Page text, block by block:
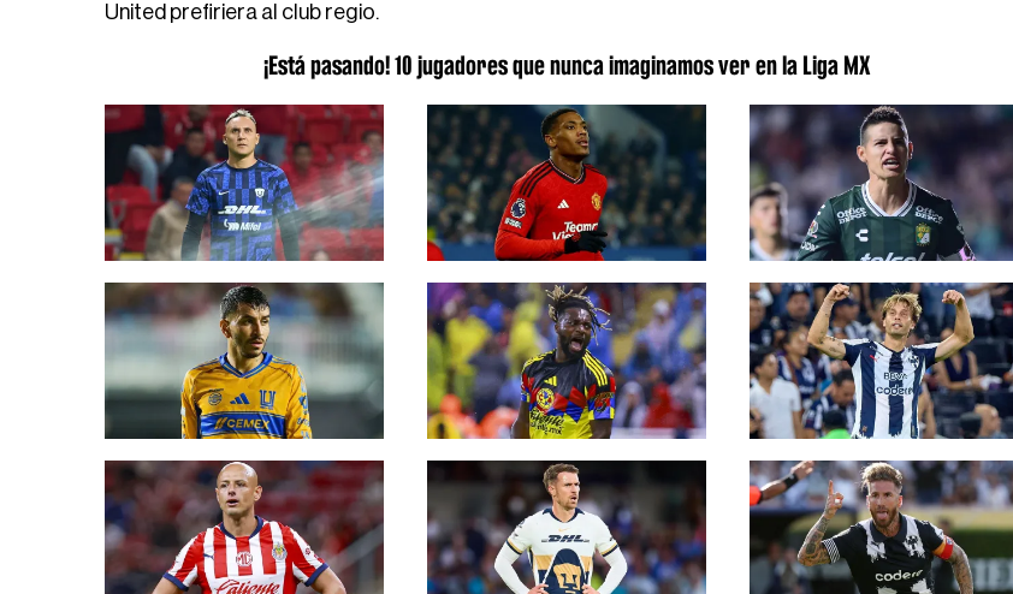
United prefiriera al club regio.
¡Está pasando! 10 jugadores que nunca imaginamos ver en la Liga MX